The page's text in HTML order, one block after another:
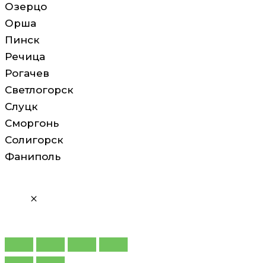
Озерцо
Орша
Пинск
Речица
Рогачев
Светлогорск
Слуцк
Сморгонь
Солигорск
Фаниполь